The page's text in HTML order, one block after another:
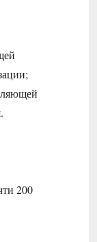
200